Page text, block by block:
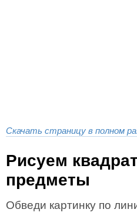
Скачать страницу в полном
Рисуем
предметы
Обведи картинку по